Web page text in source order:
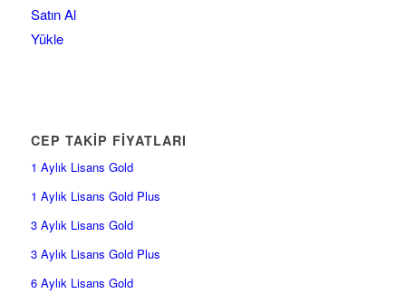
Satın Al
Yükle
CEP TAKİP FİYATLARI
1 Aylık Lisans Gold
1 Aylık Lisans Gold Plus
3 Aylık Lisans Gold
3 Aylık Lisans Gold Plus
6 Aylık Lisans Gold